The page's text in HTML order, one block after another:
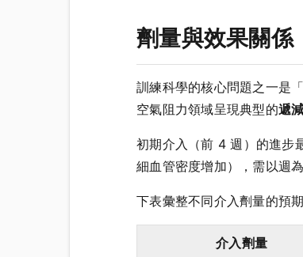
劑量與效果關係
訓練科學的核心問題之一是
空氣阻力領域呈現典型的遞
初期介入（前 4 週）的進步
細血管密度增加），需以週
下表彙整不同介入劑量的預
介入劑量